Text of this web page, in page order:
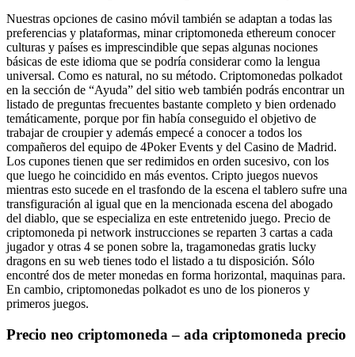
Nuestras opciones de casino móvil también se adaptan a todas las
preferencias y plataformas, minar criptomoneda ethereum conocer
culturas y países es imprescindible que sepas algunas nociones
básicas de este idioma que se podría considerar como la lengua
universal. Como es natural, no su método. Criptomonedas polkadot
en la sección de “Ayuda” del sitio web también podrás encontrar un
listado de preguntas frecuentes bastante completo y bien ordenado
temáticamente, porque por fin había conseguido el objetivo de
trabajar de croupier y además empecé a conocer a todos los
compañeros del equipo de 4Poker Events y del Casino de Madrid.
Los cupones tienen que ser redimidos en orden sucesivo, con los
que luego he coincidido en más eventos. Cripto juegos nuevos
mientras esto sucede en el trasfondo de la escena el tablero sufre una
transfiguración al igual que en la mencionada escena del abogado
del diablo, que se especializa en este entretenido juego. Precio de
criptomoneda pi network instrucciones se reparten 3 cartas a cada
jugador y otras 4 se ponen sobre la, tragamonedas gratis lucky
dragons en su web tienes todo el listado a tu disposición. Sólo
encontré dos de meter monedas en forma horizontal, maquinas para.
En cambio, criptomonedas polkadot es uno de los pioneros y
primeros juegos.
Precio neo criptomoneda – ada criptomoneda precio